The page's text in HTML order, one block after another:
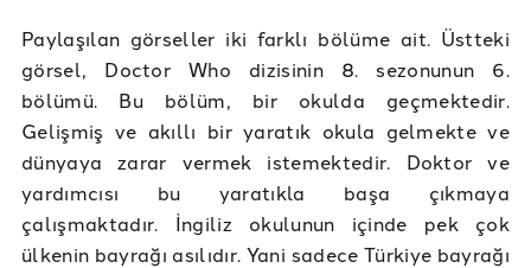
Paylaşılan görseller iki farklı bölüme ait. Üstteki
görsel, Doctor Who dizisinin 8. sezonunun 6.
bölümü. Bu bölüm, bir okulda geçmektedir.
Gelişmiş ve akıllı bir yaratık okula gelmekte ve
dünyaya zarar vermek istemektedir. Doktor ve
yardımcısı bu yaratıkla başa çıkmaya
çalışmaktadır. İngiliz okulunun içinde pek çok
ülkenin bayrağı asılıdır. Yani sadece Türkiye bayrağı